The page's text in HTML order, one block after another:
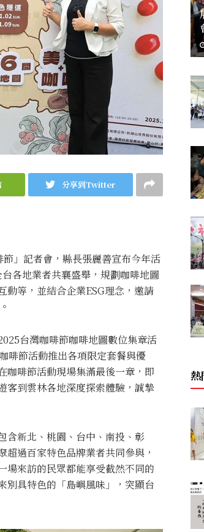
分享到Twitter
」記者會，縣長張麗善宣布今年活
各地業者共襄盛舉，規劃咖啡地圖
動等，並結合企業ESG理念，邀請
台灣咖啡節咖啡地圖數位集章活
啡節活動推出各項限定套餐與優
咖啡節活動現場集滿最後一章，即
客到雲林各地深度探索體驗，誠摯
含新北、桃園、台中、南投、彰
過百家特色品牌業者共同參與，
場來訪的民眾都能享受截然不同的
別具特色的「島嶼風味」，突顯台
熱